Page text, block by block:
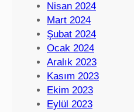
Nisan 2024
Mart 2024
Şubat 2024
Ocak 2024
Aralık 2023
Kasım 2023
Ekim 2023
Eylül 2023